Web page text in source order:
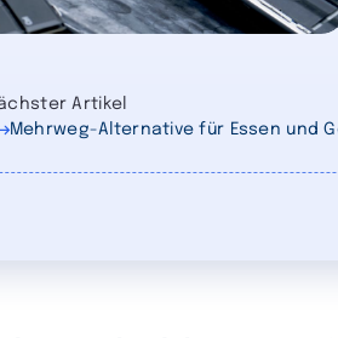
Artikel
Mehrweg-Alternative für Essen und